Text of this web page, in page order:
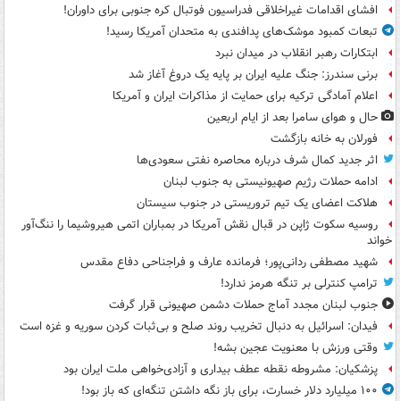
افشای اقدامات غیراخلاقی فدراسیون فوتبال کره جنوبی برای داوران!
تبعات کمبود موشک‌های پدافندی به متحدان آمریکا رسید!
ابتکارات رهبر انقلاب در میدان نبرد
برنی سندرز: جنگ علیه ایران بر پایه یک دروغ آغاز شد
اعلام آمادگی ترکیه برای حمایت از مذاکرات ایران و آمریکا
حال و هوای سامرا بعد از ایام اربعین
فورلان به خانه بازگشت
اثر جدید کمال شرف درباره محاصره نفتی سعودی‌ها
ادامه حملات رژیم صهیونیستی به جنوب لبنان
هلاکت اعضای یک تیم تروریستی در جنوب سیستان
روسیه سکوت ژاپن در قبال نقش آمریکا در بمباران اتمی هیروشیما را ننگ‌آور
خواند
شهید مصطفی ردانی‌پور؛ فرمانده عارف و فراجناحی دفاع مقدس
ترامپ کنترلی بر تنگه هرمز ندارد!
جنوب لبنان مجدد آماج حملات دشمن صهیونی قرار گرفت
فیدان: اسرائیل به دنبال تخریب روند صلح و بی‌ثبات کردن سوریه و غزه است
وقتی ورزش با معنویت عجین بشه!
پزشکیان: مشروطه نقطه عطف بیداری و آزادی‌خواهی ملت ایران بود
۱۰۰ میلیارد دلار خسارت، برای باز نگه داشتن تنگه‌ای که باز بود!